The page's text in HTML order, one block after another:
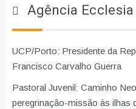
Agência Ecclesia
UCP/Porto: Presidente da
Francisco Carvalho Guerra
Pastoral Juvenil: Caminho
peregrinação-missão às ilhas